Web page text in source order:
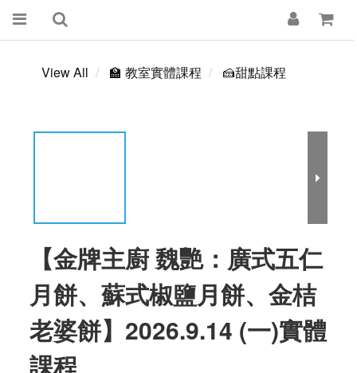
View All 🏫 教室實體課程 🍰甜點課程
【金牌主廚 魏艷：廣式五仁
月餅、蘇式椒鹽月餅、金桔
老婆餅】2026.9.14 (一)實體
課程